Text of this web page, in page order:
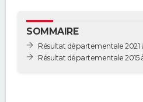
SOMMAIRE
Résultat départementale 2021
Résultat départementale 2015